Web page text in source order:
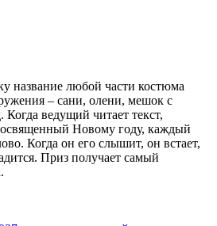
название любой части костюма
– сани, олени, мешок с
ведущий читает текст,
Новому году, каждый
Когда он его слышит, он встает,
Приз получает самый